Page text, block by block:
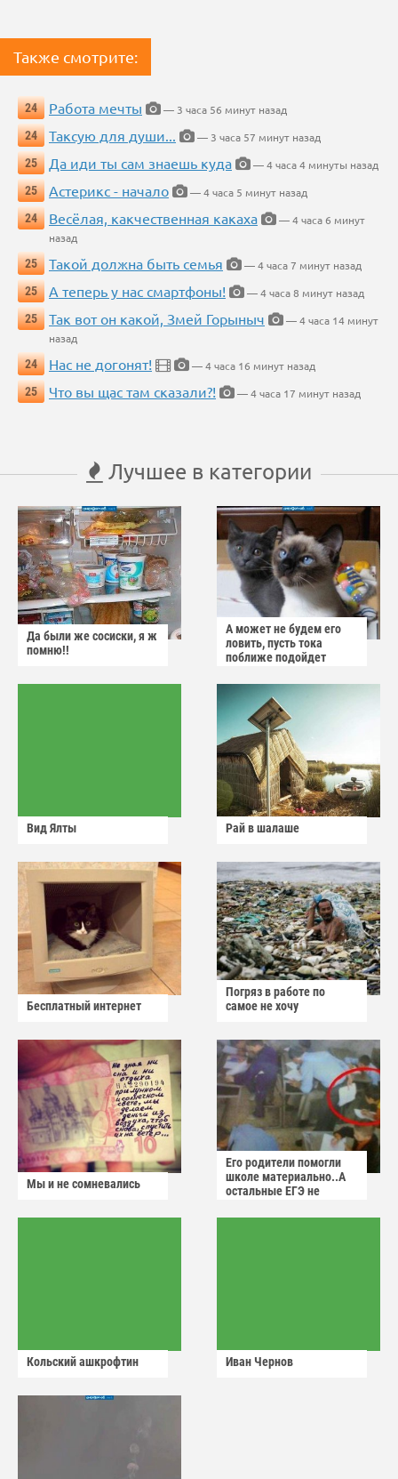
Также смотрите:
24 Работа мечты
— 3 часа 56 минут назад
24
Таксую для души...
— 3 часа 57 минут назад
25
Да иди ты сам знаешь куда
— 4 часа 4 минуты назад
25
Астерикс - начало
— 4 часа 5 минут назад
24
Весёлая, какчественная какаха
— 4 часа 6 минут
назад
25
Такой должна быть семья
— 4 часа 7 минут назад
25
А теперь у нас смартфоны!
— 4 часа 8 минут назад
25
Так вот он какой, Змей Горыныч
— 4 часа 14 минут
назад
24
Нас не догонят!
— 4 часа 16 минут назад
25
Что вы щас там сказали?! — 4 часа 17 минут назад
Лучшее в категории
Да были же сосиски, я ж
помню!!
А может не будем его
ловить, пусть тока
поближе подойдет
Вид Ялты Рай в шалаше
Бесплатный интернет
Погряз в работе по
самое не хочу
Мы и не сомневались
Его родители помогли
школе материально..А
остальные ЕГЭ не
Кольский ашкрофтин Иван Чернов